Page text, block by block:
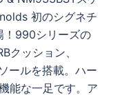
初のシグネチ
！990シリーズの
クッション、
ールを搭載。ハー
能な一足です。ア